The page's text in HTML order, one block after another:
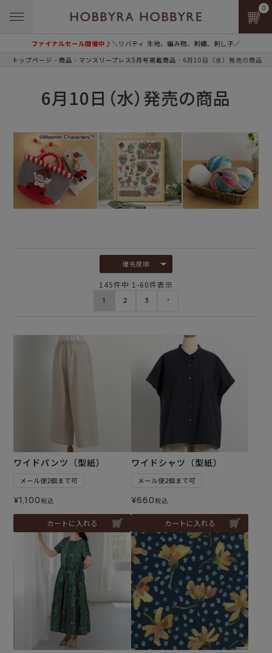
ファイナルセール開催中♪＼リバティ 生地、編み物、刺繍、刺し子／
0
トップページ 商品 マンスリープレス5月号掲載商品 6月10日（水）発売の商品
6月10日（水）発売の商品
優先度順
145件中 1 -60件表示
1 2 3
ワイドパンツ（型紙）
メール便2個まで可
¥1,100税込
カートに入れる
ワイドシャツ（型紙）
メール便2個まで可
¥660税込
カートに入れる